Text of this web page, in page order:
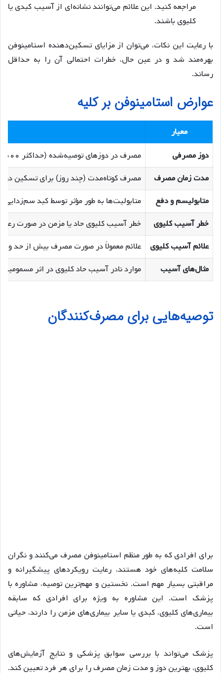
مراجعه کنید. این علائم می‌توانند نشانه‌ای از آسیب کبدی یا
کلیوی باشند.
با رعایت این نکات، می‌توان از مزایای تسکین‌دهنده استامینوفن
بهره‌مند شد و در عین حال، خطرات احتمالی آن را به حداقل
رساند.
عوارض استامینوفن بر کلیه
معیار
دوز مصرفی
مصرف در دوزهای توصیه‌شده (حداکثر ۴۰۰۰ میلی‌گرم در روز برای بزرگسالان) معمولاً ایمن است. تجاوز از این دوز به شدت خطرناک است.
مدت زمان مصرف
مصرف کوتاه‌مدت (چند روز) برای تسکین
متابولیسم و دفع
متابولیت‌ها به طور مؤثر توسط کبد
خطر آسیب کلیوی
خطر آسیب کلیوی حاد یا مزمن در صورت
علائم آسیب کلیوی
علائم معمولاً در صورت مصرف بیش از حد و
مثال‌های آسیب
موارد نادر آسیب حاد کلیوی در اثر
توصیه‌هایی برای مصرف‌کنندگان
برای افرادی که به طور منظم استامینوفن مصرف می‌کنند و نگران
سلامت کلیه‌های خود هستند، رعایت رویکردهای پیشگیرانه و
مراقبتی بسیار مهم است. نخستین و مهم‌ترین توصیه، مشاوره با
پزشک است. این مشاوره به ویژه برای افرادی که سابقه
بیماری‌های کلیوی، کبدی یا سایر بیماری‌های مزمن را دارند، حیاتی
است.
پزشک می‌تواند با بررسی سوابق پزشکی و نتایج آزمایش‌های
کلیوی، بهترین دوز و مدت زمان مصرف را برای هر فرد تعیین کند.